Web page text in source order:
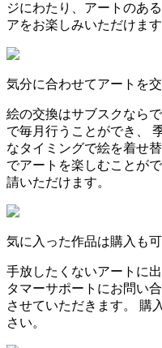
ジにわたり、アートのあ
アをお楽しみいただけます
気分に合わせてアートを
絵の交換はサブスクなら
で毎月行うことができ、
なタイミングで絵を着せ
でアートを楽しむことが
請いただけます。
気に入った作品は購入も
手放したくないアートに
タマーサポートにお問い
させていただきます。 購
さい。